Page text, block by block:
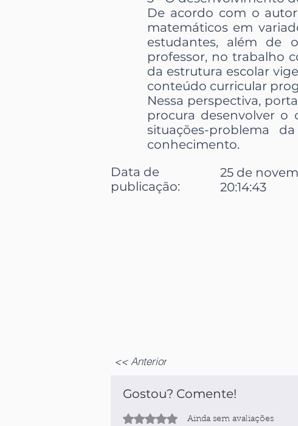
De acordo com o
matemáticos em
estudantes, além de
professor, no trabalho
da estrutura escolar
conteúdo curricular
Nessa perspectiva,
procura desenvolver
situações-problema
conhecimento.
Data de
publicação:
25 de
20:14:43
<< Anterior
Gostou? Comente!
Avaliado com 0 de 5 estrelas.Ainda sem avaliações